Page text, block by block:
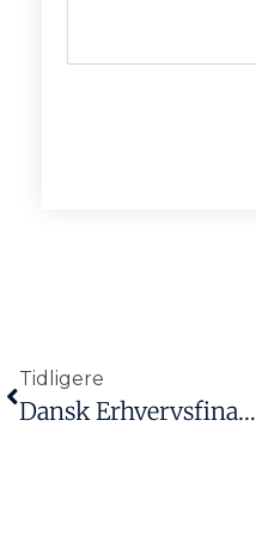
Tidligere
Dansk Erhvervsfinansiering Deltager På Agromek 2024